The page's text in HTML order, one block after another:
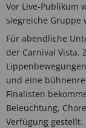
Vor Live-Publikum
siegreiche Gruppe
Für abendliche
der Carnival Vista.
und eine
Finalisten
Beleuchtung,
Verfügung gestellt.